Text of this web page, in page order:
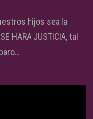
hijos sea la
HARA JUSTICIA, tal